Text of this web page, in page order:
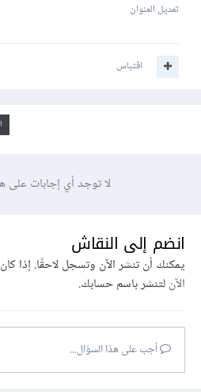
تعديل العنوان
اقتباس
لا توجد أي إجابات على
انضم إلى النقاش
يمكنك أن تنشر الآن وتسجل لاحقًا. إذا
الآنلتنشر باسم حسابك.
أجب على هذا السؤال...